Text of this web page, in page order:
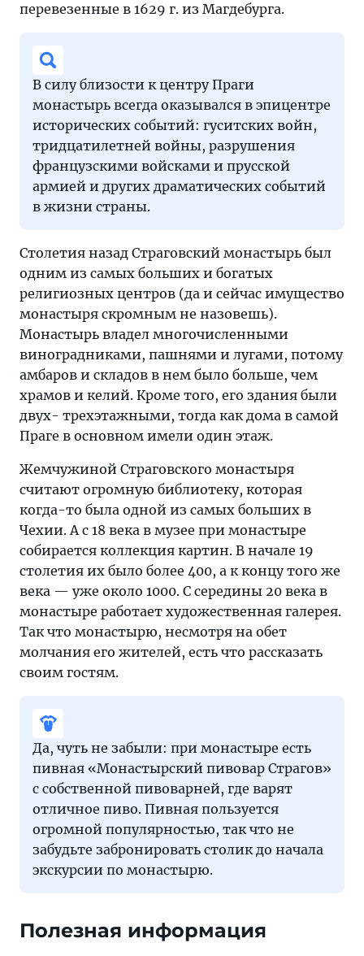
перевезенные в 1629 г. из Магдебурга.
В силу близости к центру Праги
монастырь всегда оказывался в эпицентре
исторических событий: гуситских войн,
тридцатилетней войны, разрушения
французскими войсками и прусской
армией и других драматических событий
в жизни страны.
Столетия назад Страговский монастырь был
одним из самых больших и богатых
религиозных центров (да и сейчас имущество
монастыря скромным не назовешь).
Монастырь владел многочисленными
виноградниками, пашнями и лугами, потому
амбаров и складов в нем было больше, чем
храмов и келий. Кроме того, его здания были
двух- трехэтажными, тогда как дома в самой
Праге в основном имели один этаж.
Жемчужиной Страговского монастыря
считают огромную библиотеку, которая
когда-то была одной из самых больших в
Чехии. А с 18 века в музее при монастыре
собирается коллекция картин. В начале 19
столетия их было более 400, а к концу того же
века — уже около 1000. С середины 20 века в
монастыре работает художественная галерея.
Так что монастырю, несмотря на обет
молчания его жителей, есть что рассказать
своим гостям.
Да, чуть не забыли: при монастыре есть
пивная «Монастырский пивовар Страгов»
с собственной пивоварней, где варят
отличное пиво. Пивная пользуется
огромной популярностью, так что не
забудьте забронировать столик до начала
экскурсии по монастырю.
Полезная информация